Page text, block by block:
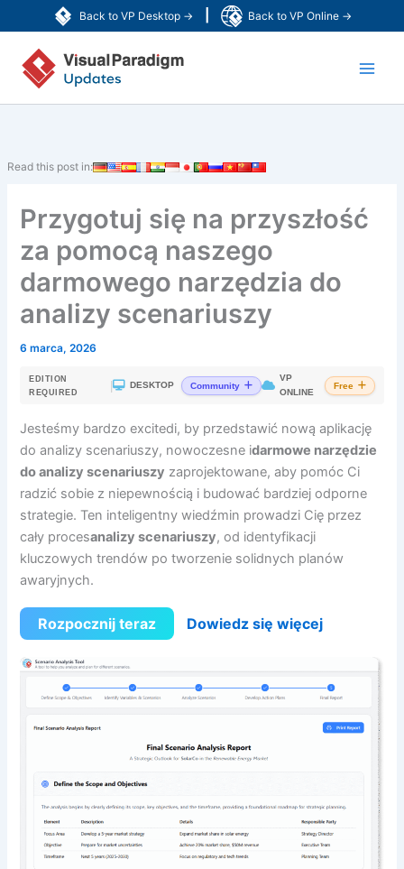
Back to VP Desktop → Back to VP Online →
do
treści
Read this post in:
Przygotuj się na przyszłość
za pomocą naszego
darmowego narzędzia do
analizy scenariuszy
6 marca, 2026
EDITION
REQUIRED
| DESKTOP Community
VP
ONLINE
Free
Jesteśmy bardzo excitedi, by przedstawić nową aplikację
do analizy scenariuszy, nowoczesne idarmowe narzędzie
do analizy scenariuszy zaprojektowane, aby pomóc Ci
radzić sobie z niepewnością i budować bardziej odporne
strategie. Ten inteligentny wiedźmin prowadzi Cię przez
cały procesanalizy scenariuszy, od identyfikacji
kluczowych trendów po tworzenie solidnych planów
awaryjnych.
Rozpocznij teraz Dowiedz się więcej